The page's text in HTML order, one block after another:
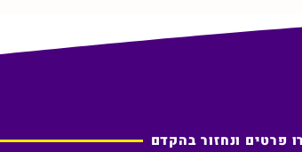
פרטים ונחזור בהקדם